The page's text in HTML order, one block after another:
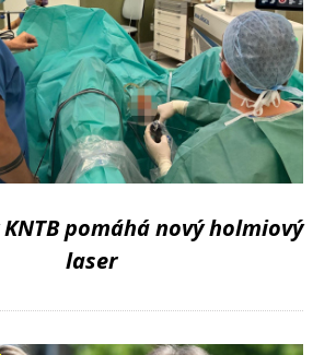
pomáhá nový holmiový
laser